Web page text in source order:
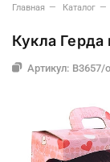
Главная Каталог
Кукла Герда
Артикул: В3657/